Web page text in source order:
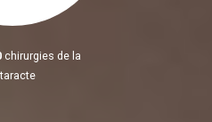
chirurgies de la